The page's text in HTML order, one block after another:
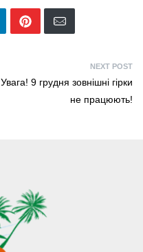
NEXT POST
Увага! 9 грудня зовнішні гірки
не працюють!